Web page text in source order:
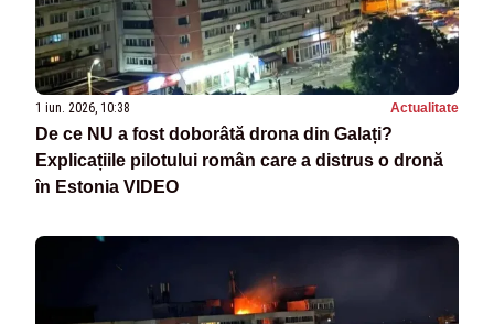
1 iun. 2026, 10:38 Actualitate
De ce NU a fost doborâtă drona din Galați?
Explicațiile pilotului român care a distrus o dronă
în Estonia VIDEO